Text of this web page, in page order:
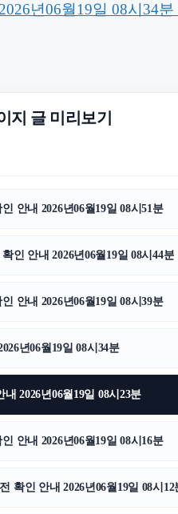
서대문구하
동탄피
양천하수
년06월19일 08시34분
지 글 미리보기
안내 2026년06월19일 08시51분
인 안내 2026년06월19일 08시44분
안내 2026년06월19일 08시39분
년06월19일 08시34분
2026년06월19일 08시23분
안내 2026년06월19일 08시16분
확인 안내 2026년06월19일 08시12